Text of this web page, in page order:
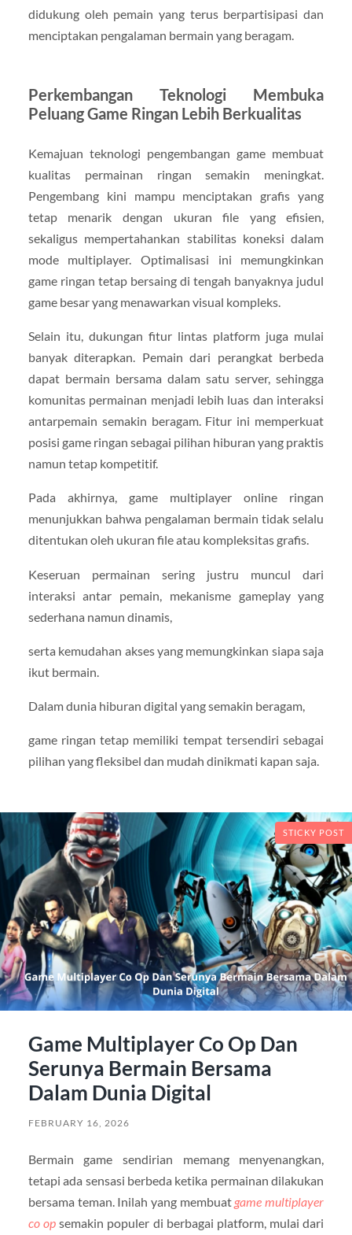
didukung oleh pemain yang terus berpartisipasi dan
menciptakan pengalaman bermain yang beragam.
Perkembangan Teknologi Membuka
Peluang Game Ringan Lebih Berkualitas
Kemajuan teknologi pengembangan game membuat
kualitas permainan ringan semakin meningkat.
Pengembang kini mampu menciptakan grafis yang
tetap menarik dengan ukuran file yang efisien,
sekaligus mempertahankan stabilitas koneksi dalam
mode multiplayer. Optimalisasi ini memungkinkan
game ringan tetap bersaing di tengah banyaknya judul
game besar yang menawarkan visual kompleks.
Selain itu, dukungan fitur lintas platform juga mulai
banyak diterapkan. Pemain dari perangkat berbeda
dapat bermain bersama dalam satu server, sehingga
komunitas permainan menjadi lebih luas dan interaksi
antarpemain semakin beragam. Fitur ini memperkuat
posisi game ringan sebagai pilihan hiburan yang praktis
namun tetap kompetitif.
Pada akhirnya, game multiplayer online ringan
menunjukkan bahwa pengalaman bermain tidak selalu
ditentukan oleh ukuran file atau kompleksitas grafis.
Keseruan permainan sering justru muncul dari
interaksi antar pemain, mekanisme gameplay yang
sederhana namun dinamis,
serta kemudahan akses yang memungkinkan siapa saja
ikut bermain.
Dalam dunia hiburan digital yang semakin beragam,
game ringan tetap memiliki tempat tersendiri sebagai
pilihan yang fleksibel dan mudah dinikmati kapan saja.
STICKY POST
Game Multiplayer Co Op Dan
Serunya Bermain Bersama
Dalam Dunia Digital
FEBRUARY 16, 2026
Bermain game sendirian memang menyenangkan,
tetapi ada sensasi berbeda ketika permainan dilakukan
bersama teman. Inilah yang membuat game multiplayer
co op semakin populer di berbagai platform, mulai dari